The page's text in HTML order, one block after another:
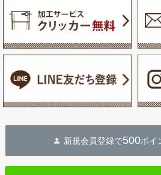
新規会員登録で500ポイ